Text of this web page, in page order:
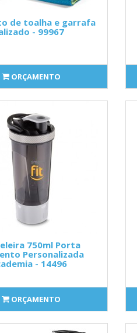
de toalha e garrafa
- 99967
ORÇAMENTO
750ml Porta
Personalizada
- 14496
ORÇAMENTO